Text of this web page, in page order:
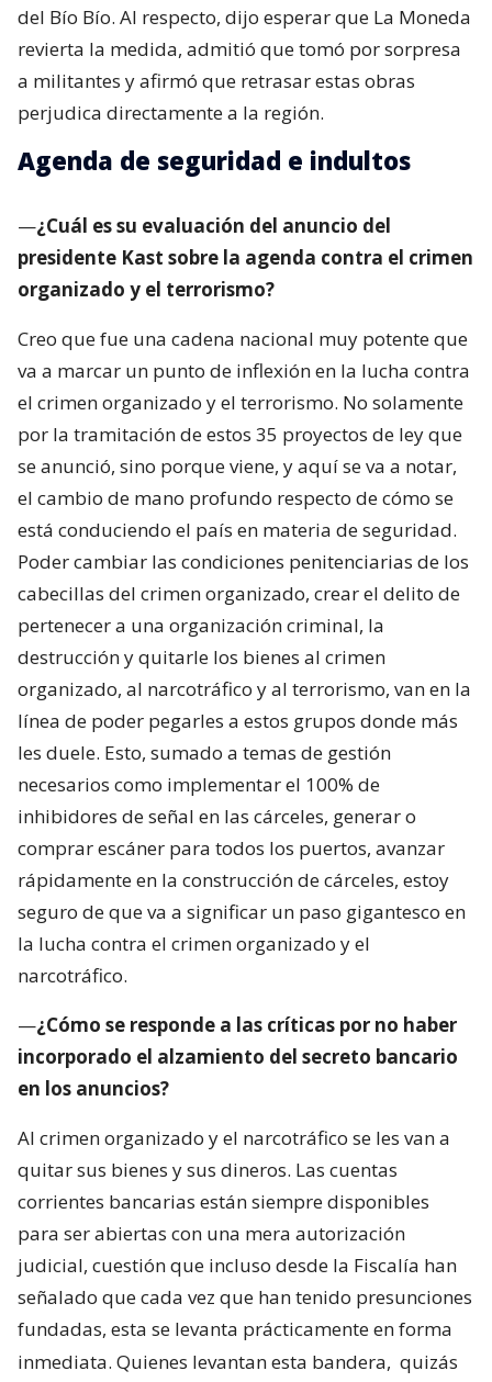
del Bío Bío. Al respecto, dijo esperar que La Moneda
revierta la medida, admitió que tomó por sorpresa
a militantes y afirmó que retrasar estas obras
perjudica directamente a la región.
Agenda de seguridad e indultos
—¿Cuál es su evaluación del anuncio del
presidente Kast sobre la agenda contra el crimen
organizado y el terrorismo?
Creo que fue una cadena nacional muy potente que
va a marcar un punto de inflexión en la lucha contra
el crimen organizado y el terrorismo. No solamente
por la tramitación de estos 35 proyectos de ley que
se anunció, sino porque viene, y aquí se va a notar,
el cambio de mano profundo respecto de cómo se
está conduciendo el país en materia de seguridad.
Poder cambiar las condiciones penitenciarias de los
cabecillas del crimen organizado, crear el delito de
pertenecer a una organización criminal, la
destrucción y quitarle los bienes al crimen
organizado, al narcotráfico y al terrorismo, van en la
línea de poder pegarles a estos grupos donde más
les duele. Esto, sumado a temas de gestión
necesarios como implementar el 100% de
inhibidores de señal en las cárceles, generar o
comprar escáner para todos los puertos, avanzar
rápidamente en la construcción de cárceles, estoy
seguro de que va a significar un paso gigantesco en
la lucha contra el crimen organizado y el
narcotráfico.
—¿Cómo se responde a las críticas por no haber
incorporado el alzamiento del secreto bancario
en los anuncios?
Al crimen organizado y el narcotráfico se les van a
quitar sus bienes y sus dineros. Las cuentas
corrientes bancarias están siempre disponibles
para ser abiertas con una mera autorización
judicial, cuestión que incluso desde la Fiscalía han
señalado que cada vez que han tenido presunciones
fundadas, esta se levanta prácticamente en forma
inmediata. Quienes levantan esta bandera, quizás